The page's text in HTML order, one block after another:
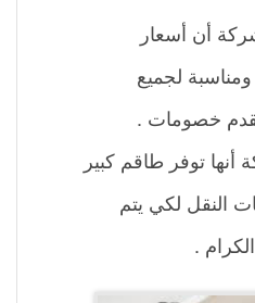
أن أسعار
لجميع
خصومات .
توفر طاقم كبير
النقل لكي يتم
.